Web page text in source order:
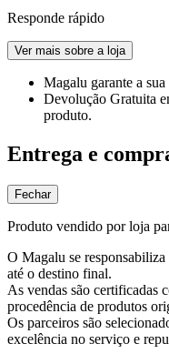
Responde rápido
Ver mais sobre a loja
Magalu garante a
Devolução Gratuita
produto.
Entrega e
Fechar
Produto vendido por loja
O Magalu se
até o destino final.
As vendas são certificadas
procedência de produtos
Os parceiros são
excelência no serviço e